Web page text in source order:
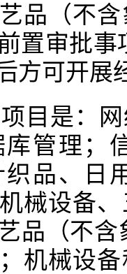
品（不
置审批
方可开展
目是：
管理；
品、日
械设备
品（不
机械设